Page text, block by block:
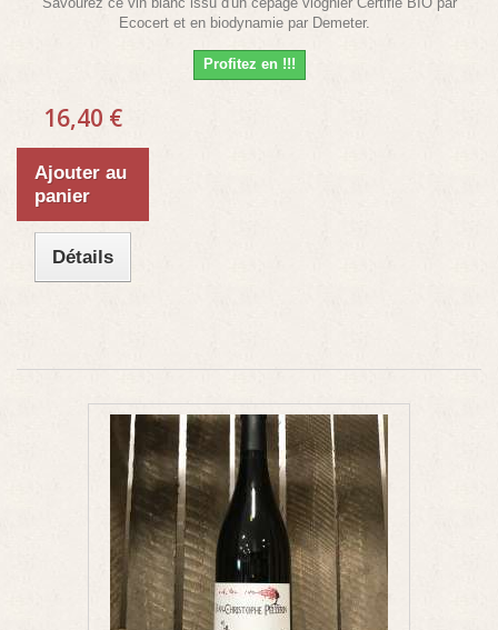
Ecocert et en biodynamie par Demeter.
Profitez en !!!
16,40 €
Ajouter au
panier
Détails